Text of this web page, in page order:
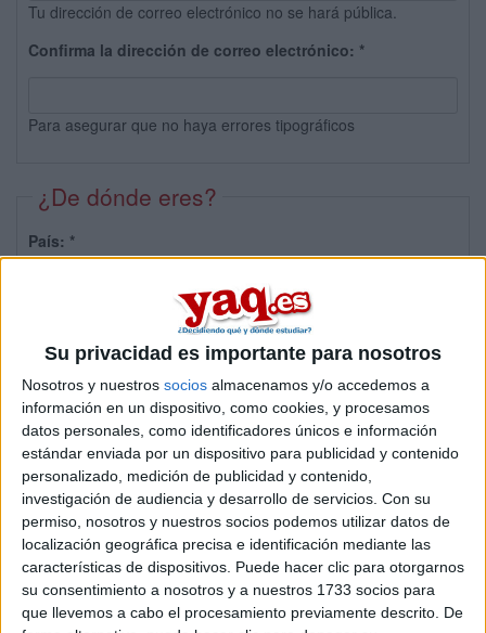
Su privacidad es importante para nosotros
Nosotros y nuestros socios almacenamos y/o accedemos a
información en un dispositivo, como cookies, y procesamos
datos personales, como identificadores únicos e información
estándar enviada por un dispositivo para publicidad y contenido
personalizado, medición de publicidad y contenido,
investigación de audiencia y desarrollo de servicios. Con su
permiso, nosotros y nuestros socios podemos utilizar datos de
localización geográfica precisa e identificación mediante las
características de dispositivos. Puede hacer clic para otorgarnos
su consentimiento a nosotros y a nuestros 1733 socios para
que llevemos a cabo el procesamiento previamente descrito. De
Tu dirección de correo electrónico no se hará pública.
Confirma la dirección de correo electrónico: *
Para asegurar que no haya errores tipográficos
¿De dónde eres?
País: *
Sobre ti
Soy:*
Chico
Chica
¿En qué año terminas (o terminaste) bachillerato o FP?